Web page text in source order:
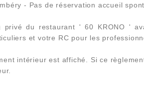
- Pas de réservation accueil
du restaurant ' 60 KRONO '
et votre RC pour les
intérieur est affiché. Si ce